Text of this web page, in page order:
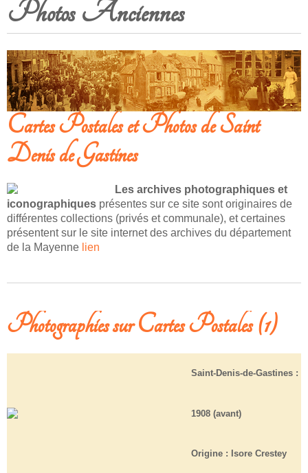
Photos Anciennes
Cartes Postales et Photos de Saint
Denis de Gastines
Les archives photographiques et
iconographiques présentes sur ce site sont originaires de
différentes collections (privés et communale), et certaines
présentent sur le site internet des archives du département
de la Mayenne lien
Photographies sur Cartes Postales (1)
Saint-Denis-de-Gastines :
1908 (avant)
Origine : Isore Crestey